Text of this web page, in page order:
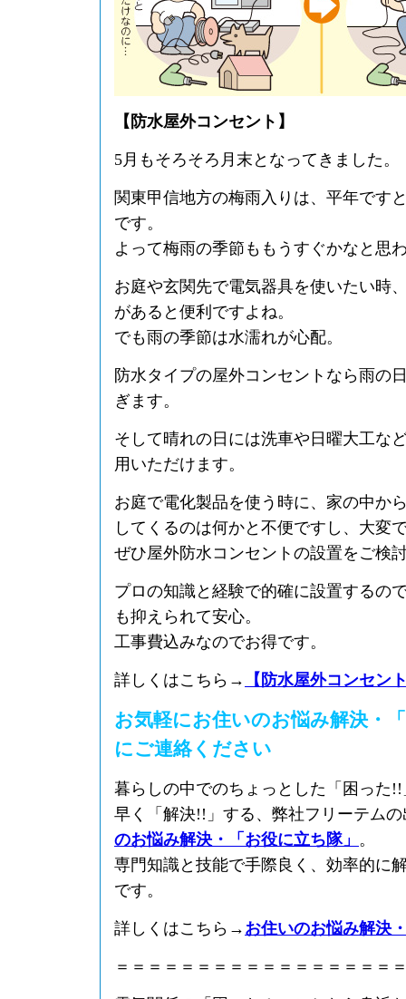
【防水屋外コンセント】
5月もそろそろ月末となってきました。
関東甲信地方の梅雨入りは、平年です
です。
よって梅雨の季節ももうすぐかなと思
お庭や玄関先で電気器具を使いたい時
があると便利ですよね。
でも雨の季節は水濡れが心配。
防水タイプの屋外コンセントなら雨の
ぎます。
そして晴れの日には洗車や日曜大工な
用いただけます。
お庭で電化製品を使う時に、家の中か
してくるのは何かと不便ですし、大変
ぜひ屋外防水コンセントの設置をご検
プロの知識と経験で的確に設置するの
も抑えられて安心。
工事費込みなのでお得です。
詳しくはこちら→ 【防水屋外コンセン
お気軽にお住いのお悩み解決・
にご連絡ください
暮らしの中でのちょっとした「困った
早く「解決!!」する、弊社フリーテム
のお悩み解決・「お役に立ち隊」 。
専門知識と技能で手際良く、効率的に
です。
詳しくはこちら→ お住いのお悩み解決
＝＝＝＝＝＝＝＝＝＝＝＝＝＝＝＝＝